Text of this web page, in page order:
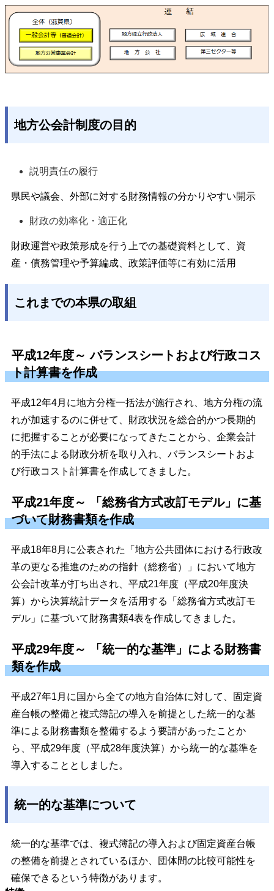
地方公会計制度の目的
説明責任の履行
県民や議会、外部に対する財務情報の分かりやすい開示
財政の効率化・適正化
財政運営や政策形成を行う上での基礎資料として、資
産・債務管理や予算編成、政策評価等に有効に活用
これまでの本県の取組
平成12年度～ バランスシートおよび行政コス
ト計算書を作成
平成12年4月に地方分権一括法が施行され、地方分権の流
れが加速するのに併せて、財政状況を総合的かつ長期的
に把握することが必要になってきたことから、企業会計
的手法による財政分析を取り入れ、バランスシートおよ
び行政コスト計算書を作成してきました。
平成21年度～ 「総務省方式改訂モデル」に基
づいて財務書類を作成
平成18年8月に公表された「地方公共団体における行政改
革の更なる推進のための指針（総務省）」において地方
公会計改革が打ち出され、平成21年度（平成20年度決
算）から決算統計データを活用する「総務省方式改訂モ
デル」に基づいて財務書類4表を作成してきました。
平成29年度～ 「統一的な基準」による財務書
類を作成
平成27年1月に国から全ての地方自治体に対して、固定資
産台帳の整備と複式簿記の導入を前提とした統一的な基
準による財務書類を整備するよう要請があったことか
ら、平成29年度（平成28年度決算）から統一的な基準を
導入することとしました。
統一的な基準について
統一的な基準では、複式簿記の導入および固定資産台帳
の整備を前提とされているほか、団体間の比較可能性を
確保できるという特徴があります。